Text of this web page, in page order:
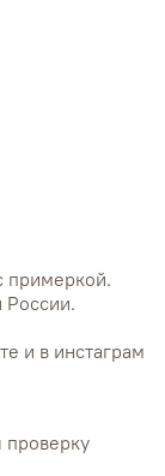
примеркой.
России.
и в инстаграм
проверку